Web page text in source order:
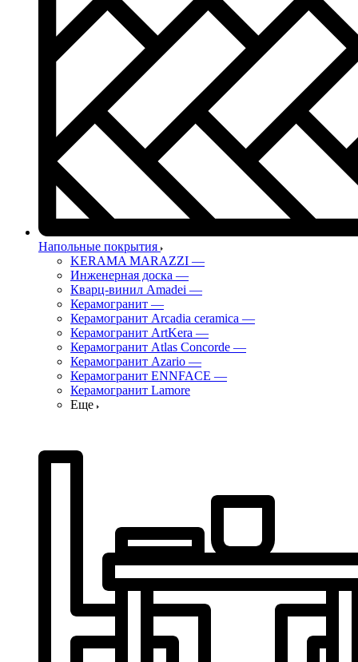
Напольные покрытия
KERAMA MARAZZI —
Инженерная доска —
Кварц-винил Amadei —
Керамогранит —
Керамогранит Arcadia ceramica —
Керамогранит ArtKera —
Керамогранит Atlas Concorde —
Керамогранит Azario —
Керамогранит ENNFACE —
Керамогранит Lamore
Еще